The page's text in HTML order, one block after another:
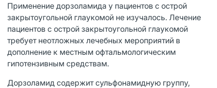
Применение дорзоламида у пациентов с острой
закрытоугольной глаукомой не изучалось. Лечение
пациентов с острой закрытоугольной глаукомой
требует неотложных лечебных мероприятий в
дополнение к местным офтальмологическим
гипотензивным средствам.
Дорзоламид содержит сульфонамидную группу,